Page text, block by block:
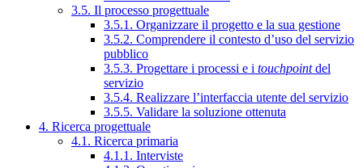
3.5. Il processo progettuale
3.5.1. Organizzare il progetto e la sua gestione
3.5.2. Comprendere il contesto d’uso del servizio
pubblico
3.5.3. Progettare i processi e i touchpointdel
servizio
3.5.4. Realizzare l’interfaccia utente del servizio
3.5.5. Validare la soluzione ottenuta
4. Ricerca progettuale
4.1. Ricerca primaria
4.1.1. Interviste